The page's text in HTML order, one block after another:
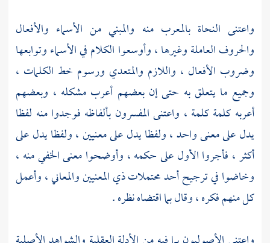
واعتنى النحاة بالمعرب منه والمبني من الأسماء والأفعال
والحروف العاملة وغيرها ، وأوسعوا الكلام في الأسماء وتوابعها
وضروب الأفعال ، واللازم والمتعدي ورسوم خط الكلمات ،
وجميع ما يتعلق به حتى إن بعضهم أعرب مشكله ، وبعضهم
أعربه كلمة كلمة ، واعتنى المفسرون بألفاظه فوجدوا منه لفظا
يدل على معنى واحد ، ولفظا يدل على معنيين ، ولفظا يدل على
أكثر ، فأجروا الأول على حكمه ، وأوضحوا معنى الخفي منه ،
وخاضوا في ترجيح أحد محتملات ذي المعنيين والمعاني ، وأعمل
كل منهم فكره ، وقال بما اقتضاه نظره .